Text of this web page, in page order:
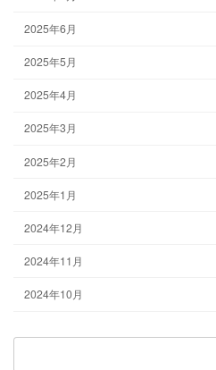
2025年6月
2025年5月
2025年4月
2025年3月
2025年2月
2025年1月
2024年12月
2024年11月
2024年10月
検